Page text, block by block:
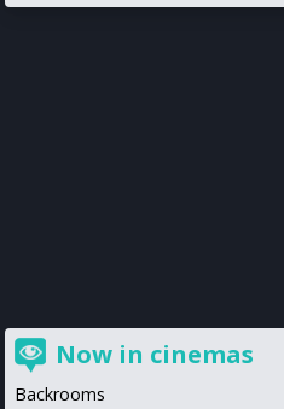
Now in cinemas
Backrooms